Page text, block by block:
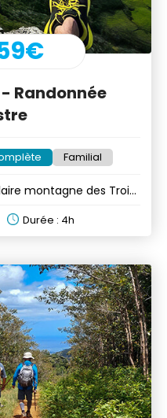
Randonnée
Familial
montagne des Trois
Durée : 4h